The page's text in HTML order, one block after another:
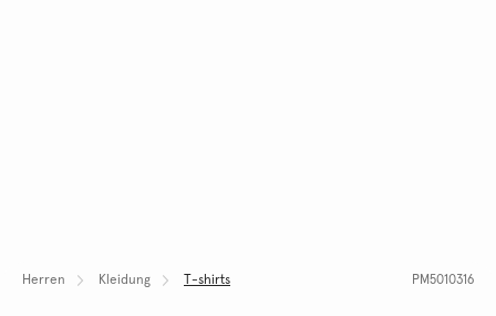
Herren Kleidung T-shirts PM5010316